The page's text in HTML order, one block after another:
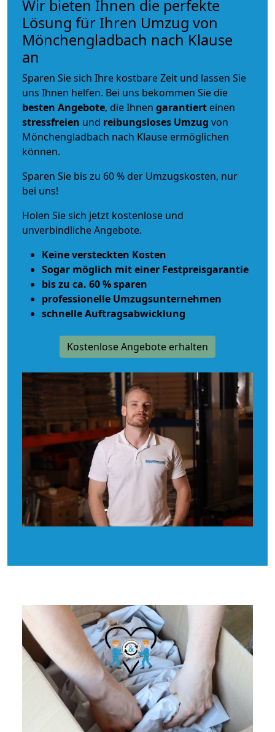
Wir bieten Ihnen die perfekte
Lösung für Ihren Umzug von
Mönchengladbach nach Klause
an
Sparen Sie sich Ihre kostbare Zeit und lassen Sie
uns Ihnen helfen. Bei uns bekommen Sie die
besten Angebote, die Ihnen garantiert einen
stressfreien und reibungsloses Umzug von
Mönchengladbach nach Klause ermöglichen
können.
Sparen Sie bis zu 60 % der Umzugskosten, nur
bei uns!
Holen Sie sich jetzt kostenlose und
unverbindliche Angebote.
Keine versteckten Kosten
Sogar möglich mit einer Festpreisgarantie
bis zu ca. 60 % sparen
professionelle Umzugsunternehmen
schnelle Auftragsabwicklung
Kostenlose Angebote erhalten